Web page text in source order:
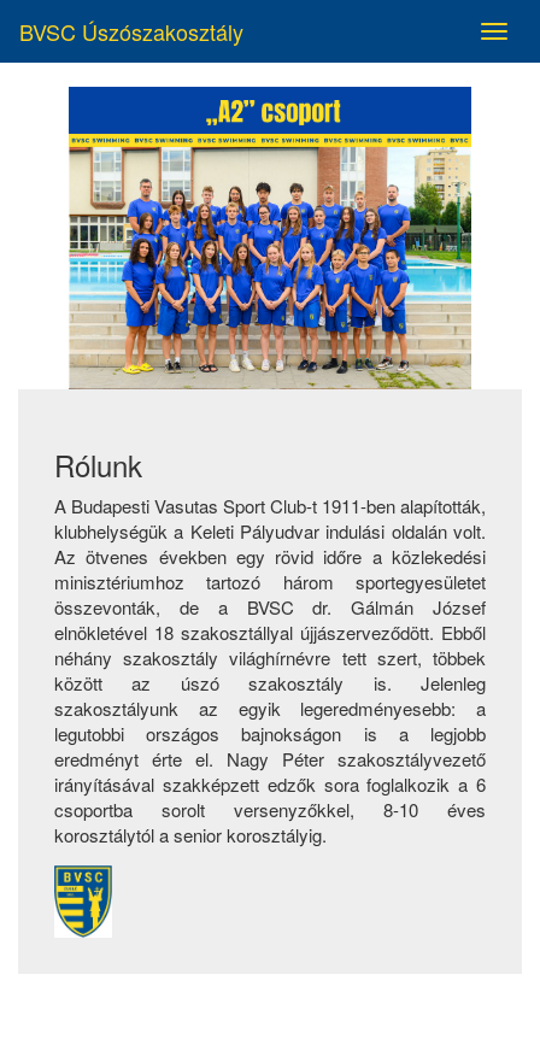
BVSC Úszószakosztály
Rólunk
A Budapesti Vasutas Sport Club-t 1911-ben alapították,
klubhelységük a Keleti Pályudvar indulási oldalán volt.
Az ötvenes években egy rövid időre a közlekedési
minisztériumhoz tartozó három sportegyesületet
összevonták, de a BVSC dr. Gálmán József
elnökletével 18 szakosztállyal újjászerveződött. Ebből
néhány szakosztály világhírnévre tett szert, többek
között az úszó szakosztály is. Jelenleg
szakosztályunk az egyik legeredményesebb: a
legutobbi országos bajnokságon is a legjobb
eredményt érte el. Nagy Péter szakosztályvezető
irányításával szakképzett edzők sora foglalkozik a 6
csoportba sorolt versenyzőkkel, 8-10 éves
korosztálytól a senior korosztályig.